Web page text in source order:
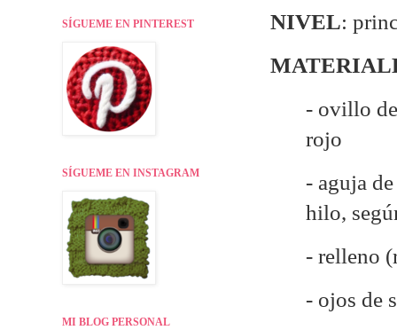
NIVEL:
- ovillo
rojo
- aguja
hilo,
- relleno
- ojos de
SÍGUEME EN PINTEREST
SÍGUEME EN INSTAGRAM
MI BLOG PERSONAL